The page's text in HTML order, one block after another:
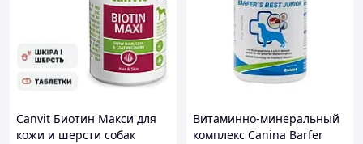
Canvit Биотин Макси для
кожи и шерсти собак
Витаминно-минеральный
комплекс Canina Barfer